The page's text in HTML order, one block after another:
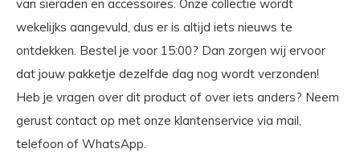
van sieraden en accessoires. Onze collectie wordt
wekelijks aangevuld, dus er is altijd iets nieuws te
ontdekken. Bestel je voor 15:00? Dan zorgen wij ervoor
dat jouw pakketje dezelfde dag nog wordt verzonden!
Heb je vragen over dit product of over iets anders? Neem
gerust contact op met onze klantenservice via mail,
telefoon of WhatsApp.